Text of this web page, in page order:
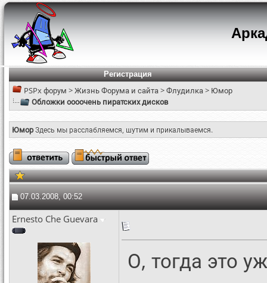
Регистрация
PSPx форум >Жизнь Форума и сайта>Флудилка> Юмор
Обложки оооочень пиратских дисков
ЮморЗдесь мы расслабляемся, шутим и прикалываемся.
07.03.2008, 00:52
Ernesto Che Guevara
О, тогда это